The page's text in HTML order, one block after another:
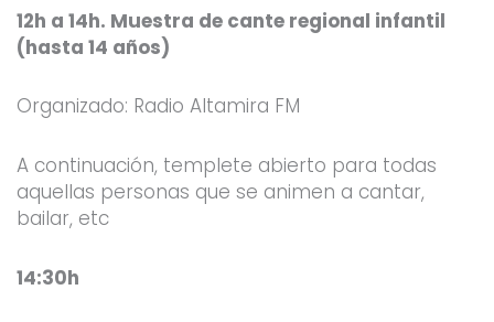
12h a 14h. Muestra de cante regional infantil
(hasta 14 años)
Organizado: Radio Altamira FM
A continuación, templete abierto para todas
aquellas personas que se animen a cantar,
bailar, etc
14:30h